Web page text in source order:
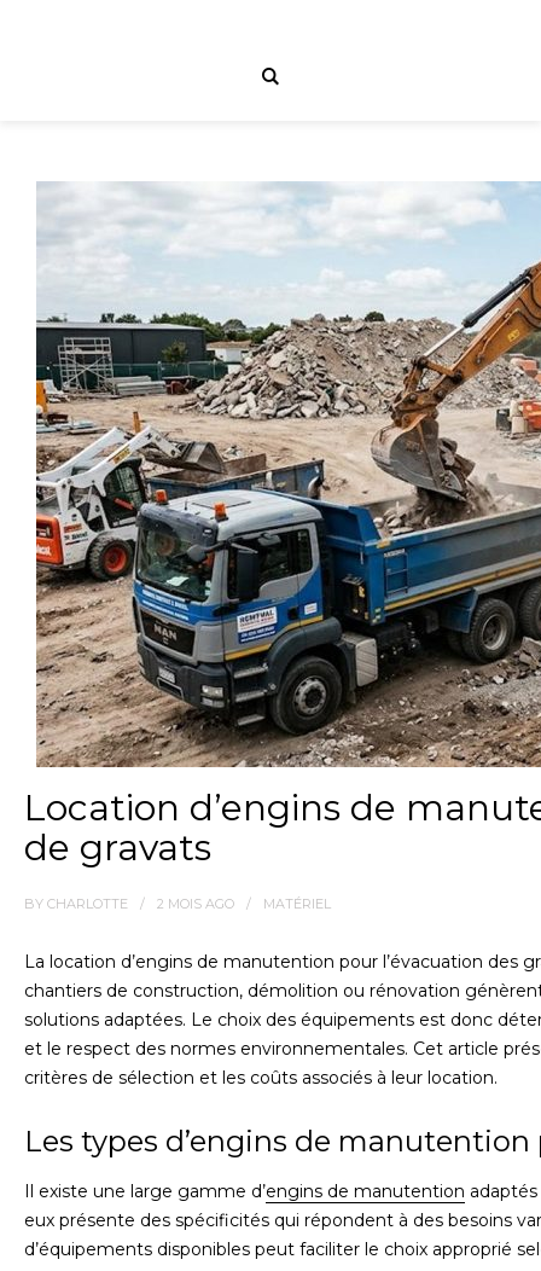
Location d’engins de
de gravats
BY CHARLOTTE 2 MOIS AGO MATÉRIEL
La location d’engins de manutention pour l’évacuation des
chantiers de construction, démolition ou rénovation
solutions adaptées. Le choix des équipements est donc
et le respect des normes environnementales. Cet article
critères de sélection et les coûts associés à leur location.
Les types d’engins de
Il existe une large gamme d’engins de manutention
eux présente des spécificités qui répondent à des besoins
d’équipements disponibles peut faciliter le choix approprié